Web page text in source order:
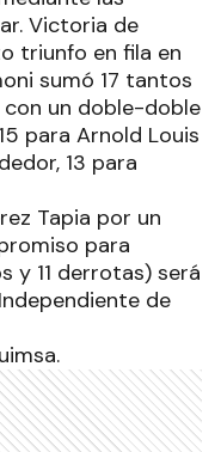
Victoria de
triunfo en fila en
sumó 17 tantos
con un doble-doble
para Arnold Louis
13 para
Tapia por un
para
y 11 derrotas) será
de